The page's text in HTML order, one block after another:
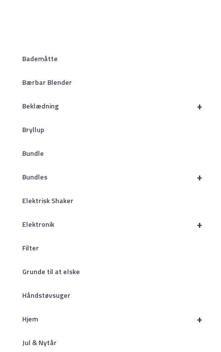
Bademåtte
Bærbar Blender
+
Beklædning
Bryllup
Bundle
+
Bundles
Elektrisk Shaker
+
Elektronik
Filter
Grunde til at elske
Håndstøvsuger
+
Hjem
Jul & Nytår